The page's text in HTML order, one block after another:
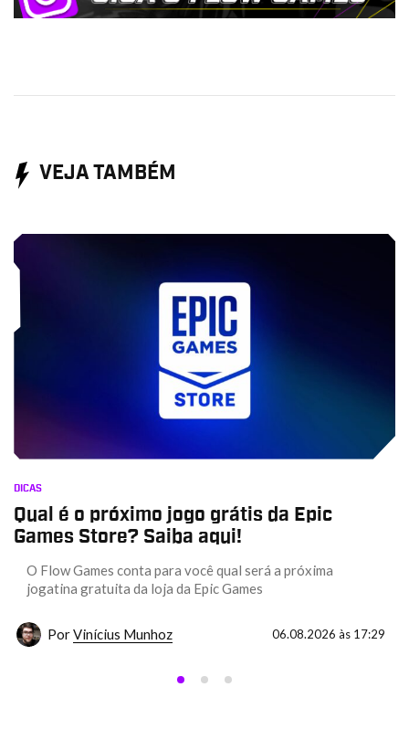
VEJA TAMBÉM
DICAS
Qual é o próximo jogo grátis da Epic
Games Store? Saiba aqui!
O Flow Games conta para você qual será a próxima
jogatina gratuita da loja da Epic Games
PorVinícius Munhoz 06.08.2026 às 17:29